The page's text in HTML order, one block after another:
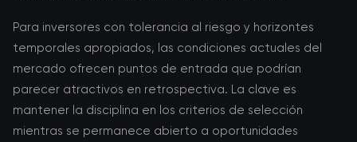
Para inversores con tolerancia al riesgo y horizontes
temporales apropiados, las condiciones actuales del
mercado ofrecen puntos de entrada que podrían
parecer atractivos en retrospectiva. La clave es
mantener la disciplina en los criterios de selección
mientras se permanece abierto a oportunidades